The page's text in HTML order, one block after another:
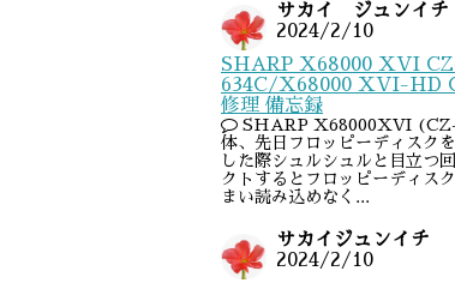
サカイ ジュンイチ
2024/2/10
SHARP X68000 XVI
634C/X68000 XVI-HD
修理 備忘録
SHARP X68000XVI
体、先日フロッピーディスク
した際シュルシュルと目立つ
クトするとフロッピーディス
まい読み込めなく...
サカイジュンイチ
2024/2/10